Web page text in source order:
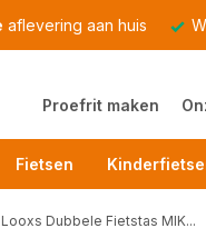
aflevering aan huis
Proefrit maken
Fietsen
Dubbele Fietstas MIK...